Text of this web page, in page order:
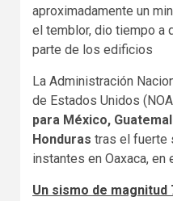
aproximadamente un
el temblor, dio tiempo a
parte de los edificios
La Administración
de Estados Unidos
para México,
Honduras tras el fuerte
instantes en Oaxaca, en
Un sismo de